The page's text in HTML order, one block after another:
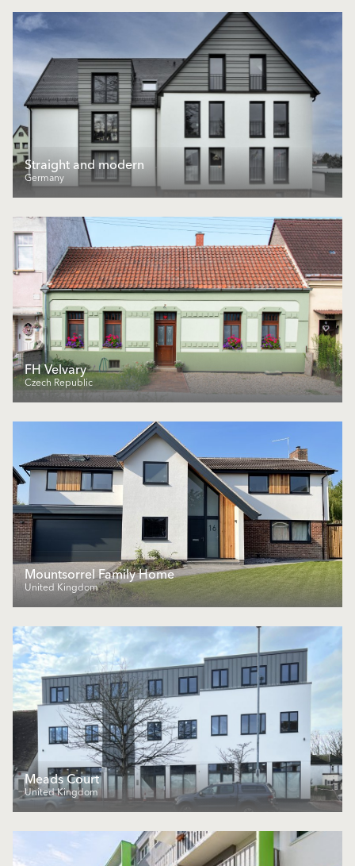
Straight and modern
Germany
FH Velvary
Czech Republic
Mountsorrel Family Home
United Kingdom
Meads Court
United Kingdom